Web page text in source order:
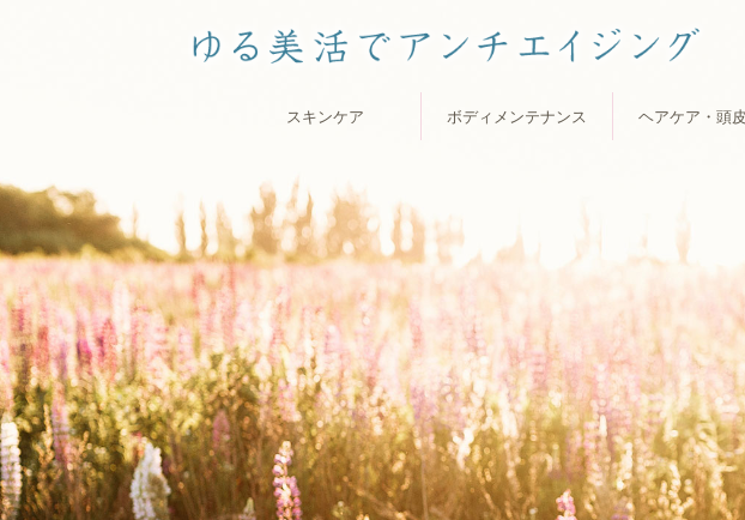
スキンケア ボディメンテナンス ヘアケア・頭